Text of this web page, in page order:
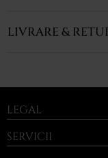
LIVRARE &
LEGAL
SERVICII